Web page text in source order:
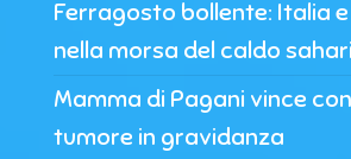
Ferragosto bollente: Italia
nella morsa del caldo
Mamma di Pagani vince
tumore in gravidanza